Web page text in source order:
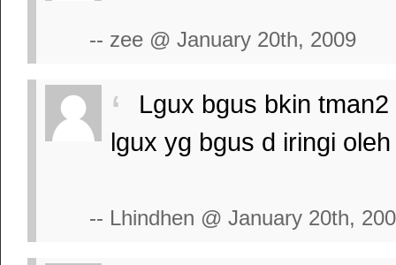
-- zee @ January 20th, 2009
Lgux bgus bkin
lgux yg bgus d iringi
-- Lhindhen @ January 20th,